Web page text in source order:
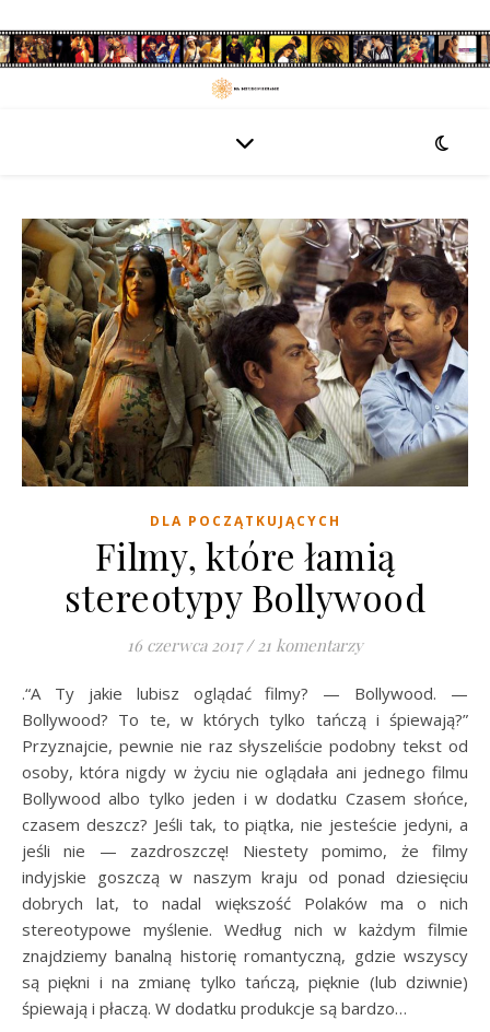
DLA POCZĄTKUJĄCYCH
Filmy, które łamią
stereotypy Bollywood
16 czerwca 2017 / 21 komentarzy
.“A Ty jakie lubisz oglądać filmy? — Bollywood. —
Bollywood? To te, w których tylko tańczą i śpiewają?”
Przyznajcie, pewnie nie raz słyszeliście podobny tekst od
osoby, która nigdy w życiu nie oglądała ani jednego filmu
Bollywood albo tylko jeden i w dodatku Czasem słońce,
czasem deszcz? Jeśli tak, to piątka, nie jesteście jedyni, a
jeśli nie — zazdroszczę! Niestety pomimo, że filmy
indyjskie goszczą w naszym kraju od ponad dziesięciu
dobrych lat, to nadal większość Polaków ma o nich
stereotypowe myślenie. Według nich w każdym filmie
znajdziemy banalną historię romantyczną, gdzie wszyscy
są piękni i na zmianę tylko tańczą, pięknie (lub dziwnie)
śpiewają i płaczą. W dodatku produkcje są bardzo…